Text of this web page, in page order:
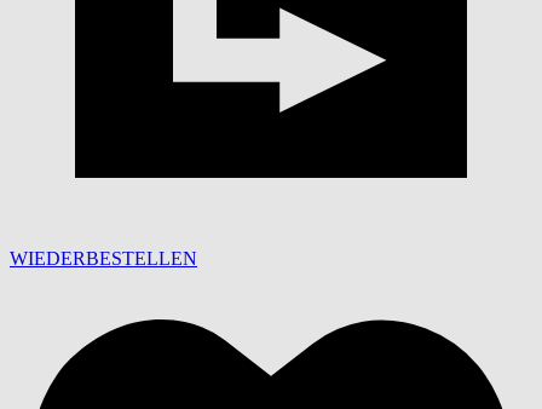
WIEDERBESTELLEN